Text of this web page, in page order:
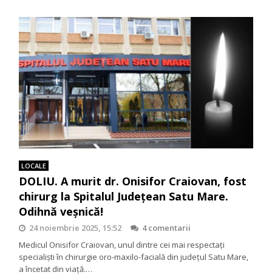
LOCALE
DOLIU. A murit dr. Onisifor Craiovan, fost
chirurg la Spitalul Județean Satu Mare.
Odihnă veșnică!
24 noiembrie 2025, 15:52
4 comentarii
Medicul Onisifor Craiovan, unul dintre cei mai respectați
specialiști în chirurgie oro-maxilo-facială din județul Satu Mare,
a încetat din viață.…